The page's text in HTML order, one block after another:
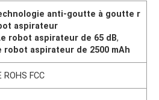
anti-goutte à goutte r
aspirateur
robot aspirateur de 65 dB,
robot aspirateur de 2500 mAh
ROHS FCC